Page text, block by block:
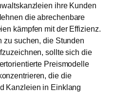
ihre Kunden
die abrechenbare
kämpfen mit der Effizienz.
zu suchen, die Stunden
sollte sich die
Preismodelle
die die
Kanzleien in Einklang